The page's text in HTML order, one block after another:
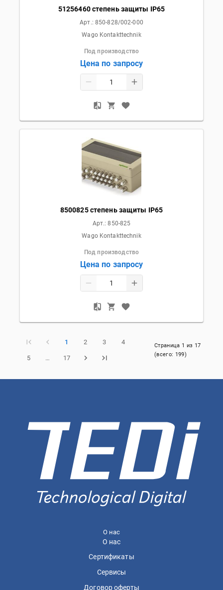
51256460 степень защиты IP65
Арт.: 850-828/002-000
Wago Kontakttechnik
Под производство
Цена по запросу
8500825 степень защиты IP65
Арт.:850-825
Wago Kontakttechnik
Под производство
Цена по запросу
1 2 3 4
5 … 17
Страница 1 из 17
(всего: 199)
О нас
О нас
Сертификаты
Сервисы
Договор оферты